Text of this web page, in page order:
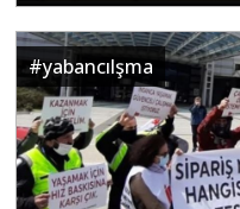
#yabancılşma